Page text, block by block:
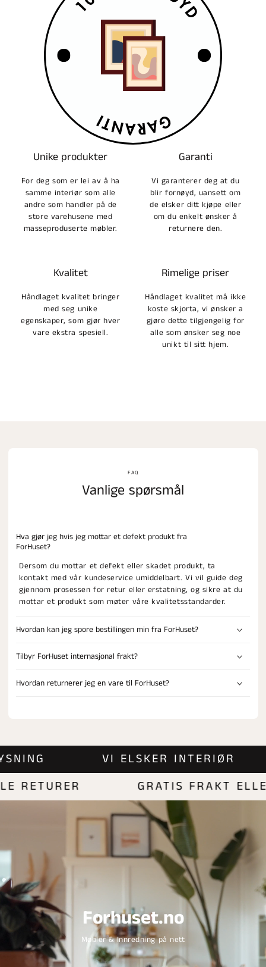
Unike produkter
For deg som er lei av å ha
samme interiør som alle
andre som handler på de
store varehusene med
masseproduserte møbler.
Garanti
Vi garanterer deg at du
blir fornøyd, uansett om
de elsker ditt kjøpe eller
om du enkelt ønsker å
returnere den.
Kvalitet
Håndlaget kvalitet bringer
med seg unike
egenskaper, som gjør hver
vare ekstra spesiell.
Rimelige priser
Håndlaget kvalitet må ikke
koste skjorta, vi ønsker a
gjøre dette tilgjengelig for
alle som ønsker seg noe
unikt til sitt hjem.
FAQ
Vanlige spørsmål
Hva gjør jeg hvis jeg mottar et defekt produkt fra
ForHuset?
Dersom du mottar et defekt eller skadet produkt, ta
kontakt med vår kundeservice umiddelbart. Vi vil guide deg
gjennom prosessen for retur eller erstatning, og sikre at du
mottar et produkt som møter våre kvalitetsstandarder.
Hvordan kan jeg spore bestillingen min fra ForHuset?
Tilbyr ForHuset internasjonal frakt?
Hvordan returnerer jeg en vare til ForHuset?
VI ELSKER INTERIØR
GRATIS FRAKT
Forhuset.no
Møbler & Innredning på nett